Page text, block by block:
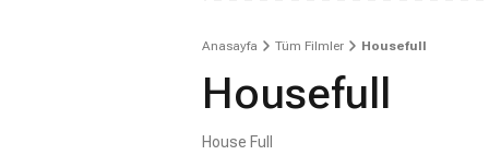
Anasayfa Tüm Filmler Housefull
Housefull
House Full